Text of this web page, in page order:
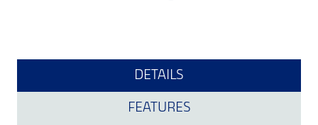
DETAILS
FEATURES